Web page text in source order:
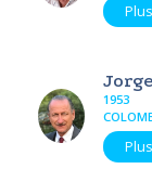
Plus
1953
Plus